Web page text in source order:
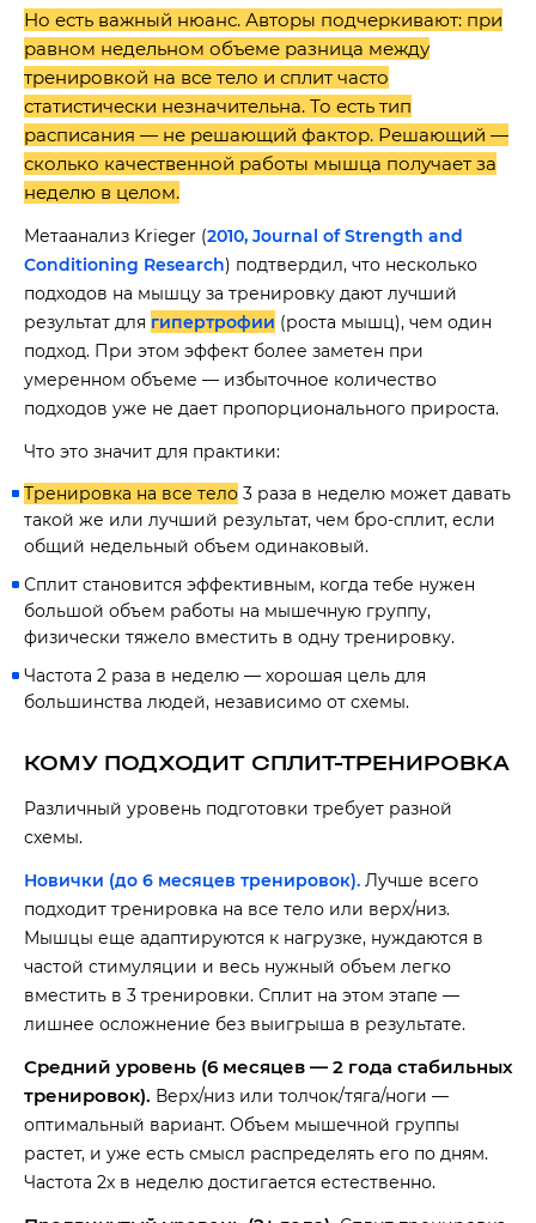
Но есть важный нюанс. Авторы подчеркивают: при
равном недельном объеме разница между
тренировкой на все тело и сплит часто
статистически незначительна. То есть тип
расписания — не решающий фактор. Решающий —
сколько качественной работы мышца получает за
неделю в целом.
Метаанализ Krieger (2010, Journal of Strength and
Conditioning Research) подтвердил, что несколько
подходов на мышцу за тренировку дают лучший
результат для гипертрофии (роста мышц), чем один
подход. При этом эффект более заметен при
умеренном объеме — избыточное количество
подходов уже не дает пропорционального прироста.
Что это значит для практики:
Тренировка на все тело 3 раза в неделю может давать
такой же или лучший результат, чем бро-сплит, если
общий недельный объем одинаковый.
Сплит становится эффективным, когда тебе нужен
большой объем работы на мышечную группу,
физически тяжело вместить в одну тренировку.
Частота 2 раза в неделю — хорошая цель для
большинства людей, независимо от схемы.
КОМУ ПОДХОДИТ СПЛИТ-ТРЕНИРОВКА
Различный уровень подготовки требует разной
схемы.
Новички (до 6 месяцев тренировок). Лучше всего
подходит тренировка на все тело или верх/низ.
Мышцы еще адаптируются к нагрузке, нуждаются в
частой стимуляции и весь нужный объем легко
вместить в 3 тренировки. Сплит на этом этапе —
лишнее осложнение без выигрыша в результате.
Средний уровень (6 месяцев — 2 года стабильных
тренировок). Верх/низ или толчок/тяга/ноги —
оптимальный вариант. Объем мышечной группы
растет, и уже есть смысл распределять его по дням.
Частота 2x в неделю достигается естественно.